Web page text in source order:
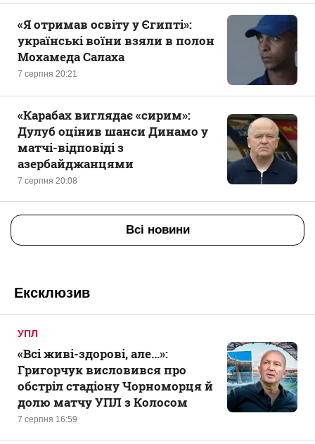
7 серпня 20:21
«Я отримав освіту у Єгипті»:
українські воїни взяли в полон
Мохамеда Салаха
7 серпня 20:08
«Карабах виглядає «сирим»:
Дулуб оцінив шанси Динамо у
матчі-відповіді з
азербайджанцями
Всі новини
Ексклюзив
УПЛ
7 серпня 16:59
«Всі живі-здорові, але...»:
Григорчук висловився про
обстріл стадіону Чорноморця й
долю матчу УПЛ з Колосом